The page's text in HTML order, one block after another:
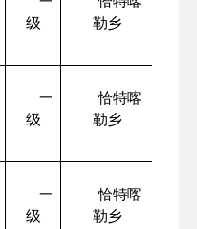
级
勒乡
一
级
恰特喀
勒乡
一
级
恰特喀
勒乡